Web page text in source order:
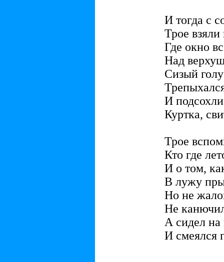
И тогда с
Трое взяли
Где окно
Над
Сизый
И
Куртка,
Трое
Кто где
И о том,
В лужу
Но не
Не
А сидел на
И смеялся